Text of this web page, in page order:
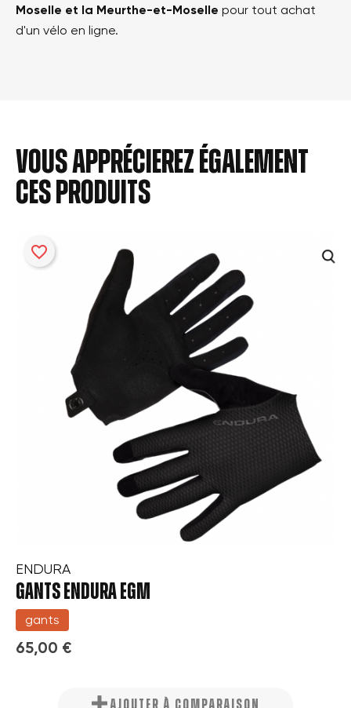
Moselle et la Meurthe-et-Moselle pour tout achat
d'un vélo en ligne.
Vous apprécierez également
ces produits
ENDURA
GANTS ENDURA EGM
gants
65,00 €
favorite_border